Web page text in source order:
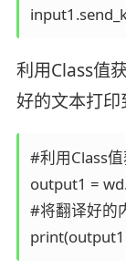
利用Class值
好的文本打印
#利用Class
output1 =
#将翻译好的